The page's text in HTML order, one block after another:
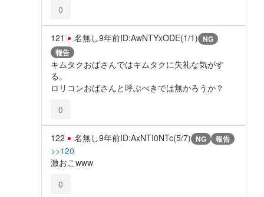
0
121 名無し9年前ID:AwNTYxODE(1/1) NG
報告
キムタクおばさんではキムタクに失礼な気がす
る。
ロリコンおばさんと呼ぶべきでは無かろうか？
0
122 名無し9年前ID:AxNTI0NTc(5/7) NG 報告
>>120
激おこwww
0